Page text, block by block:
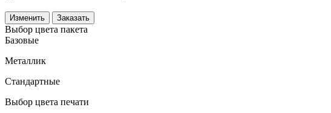
Изменить Заказать
Выбор цвета пакета
Базовые
Металлик
Стандартные
Выбор цвета печати